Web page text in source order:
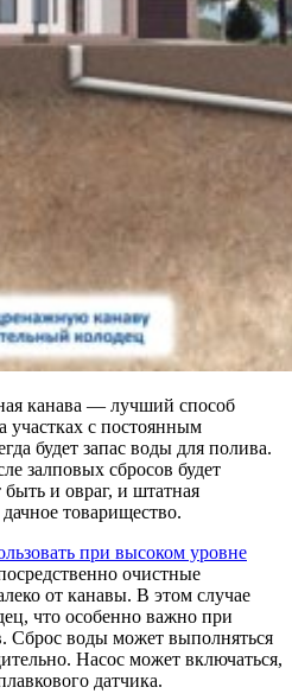
канава — лучший способ
участках с постоянным
будет запас воды для полива.
залповых сбросов будет
и овраг, и штатная
товарищество.
при высоком уровне
очистные
от канавы. В этом случае
что особенно важно при
Сброс воды может выполняться
Насос может включаться,
датчика.